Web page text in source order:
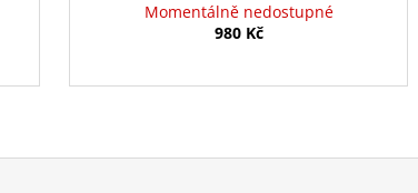
Momentálně nedostupné
980 Kč